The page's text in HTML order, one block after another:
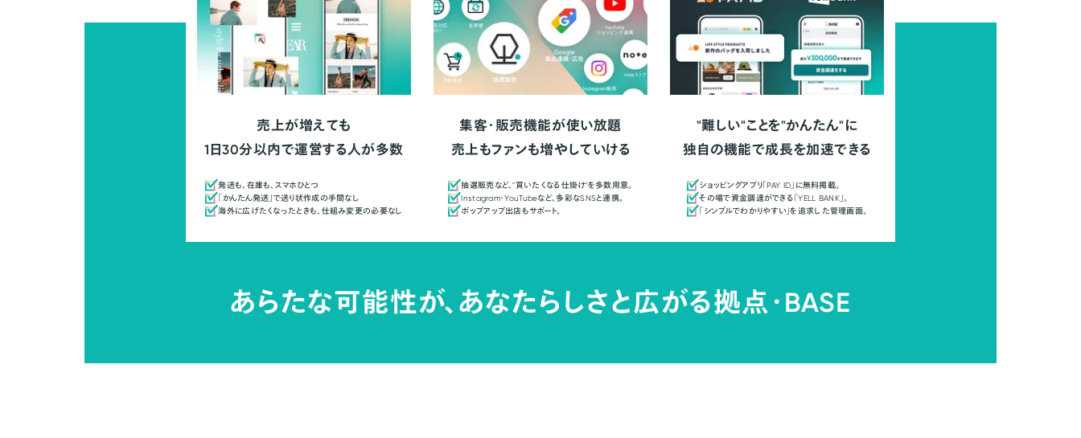
売上が増えても
1日30分以内で運営する人が多数
発送も、在庫も、スマホひとつ
「かんたん発送」で送り状作成の手間なし
海外に広げたくなったときも、仕組み変更の必要なし
集客・販売機能が使い放題
売上もファンも増やしていける
抽選販売など、"買いたくなる仕掛け"を多数用意。
Instagram・YouTubeなど、多彩なSNSと連携。
ポップアップ出店もサポート。
"難しい"ことを"かんたん"に
独自の機能で成長を加速できる
ショッピングアプリ「PAY ID」に無料掲載。
その場で資金調達ができる「YELL BANK」。
「シンプルでわかりやすい」を追求した管理画面。
あらたな可能性が、あなたらしさと広がる拠点・BASE